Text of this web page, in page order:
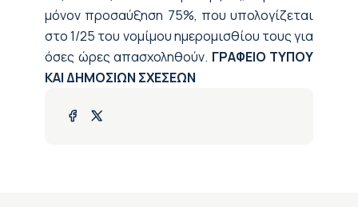
μόνον προσαύξηση 75%, που υπολογίζεται
στο 1/25 του νομίμου ημερομισθίου τους για
όσες ώρες απασχοληθούν. ΓΡΑΦΕΙΟ ΤΥΠΟΥ
ΚΑΙ ΔΗΜΟΣΙΩΝ ΣΧΕΣΕΩΝ